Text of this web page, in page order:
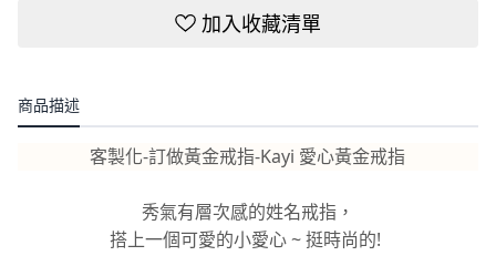
加入收藏清單
商品描述
客製化-訂做黃金戒指-Kayi 愛心黃金戒指
秀氣有層次感的姓名戒指，
搭上一個可愛的小愛心 ~ 挺時尚的!